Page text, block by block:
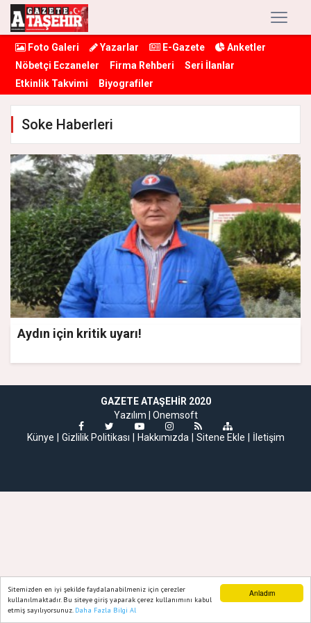
Anladım
Sitemizden en iyi şekilde faydalanabilmeniz için çerezler
kullanılmaktadır. Bu siteye giriş yaparak çerez kullanımını kabul
etmiş sayılıyorsunuz. Daha Fazla Bilgi Al
Foto Galeri Yazarlar E-Gazete
Anketler
Nöbetçi Eczaneler
Firma Rehberi
Seri İlanlar
Etkinlik Takvimi
Biyografiler
Soke Haberleri
Aydın için kritik uyarı!
GAZETE ATAŞEHIR 2020
Yazılım | Onemsoft
Künye
Gizlilik Politikası Hakkımızda Sitene Ekle İletişim
Ana Sayfa Web TV